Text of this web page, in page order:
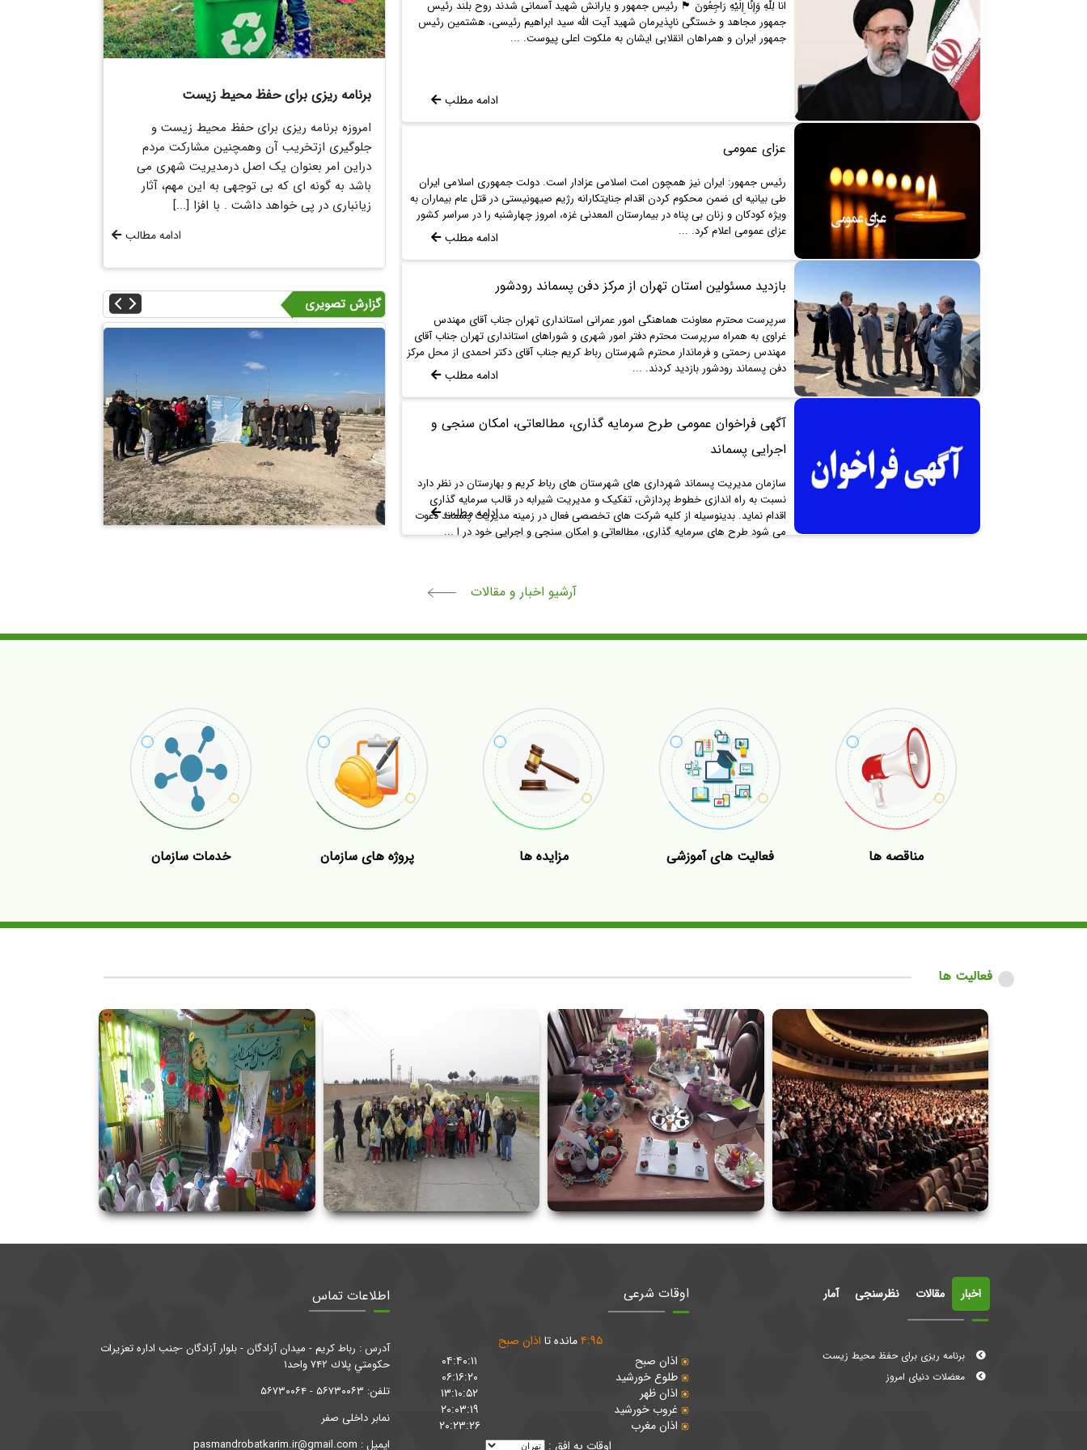
انا لِلَّهِ وَإِنَّا إِلَیْهِ رَاجِعُونَ 🏴 رئیس جمهور و یارانش شهید آسمانی شدند روح بلند رئیس
جمهور مجاهد و خستگی ناپذیرمان شهید آیت الله سید ابراهیم رئیسی، هشتمین رئیس
جمهور ایران و همراهان انقلابی ایشان به ملکوت اعلی پیوست. ...
ادامه مطلب
عزای عمومی
رئیس جمهور: ایران نیز همچون امت اسلامی عزادار است. دولت جمهوری اسلامی ایران
طی بیانیه ای ضمن محکوم کردن اقدام جنایتکارانه رژیم صیهونیستی در قتل عام بیماران به
ویژه کودکان و زنان بی پناه در بیمارستان المعدنی غزه، امروز چهارشنبه را در سراسر کشور
عزای عمومی اعلام کرد. ...
ادامه مطلب
بازدید مسئولین استان تهران از مرکز دفن پسماند رودشور
سرپرست محترم معاونت هماهنگی امور عمرانی استانداری تهران جناب آقای مهندس
غراوی به همراه سرپرست محترم دفتر امور شهری و شوراهای استانداری تهران جناب آقای
مهندس رحمتی و فرماندار محترم شهرستان رباط کریم جناب آقای دکتر احمدی از محل مرکز
دفن پسماند رودشور بازدید کردند. ...
ادامه مطلب
آگهی فراخوان عمومی طرح سرمایه گذاری، مطالعاتی، امکان سنجی و
اجرایی پسماند
سازمان مدیریت پسماند شهرداری های شهرستان های رباط کریم و بهارستان در نظر دارد
نسبت به راه اندازی خطوط پردازش، تفکیک و مدیریت شیرابه در قالب سرمایه گذاری
اقدام نماید. بدینوسیله از کلیه شرکت های تخصصی فعال در زمینه مدیریت پسماند دعوت
می شود طرح های سرمایه گذاری، مطالعاتی و امکان سنجی و اجرایی خود در ا ...
ادامه مطلب
آرشیو اخبار و مقالات
معضلات دنیای امروز
یکی از معضلات دنیای امروز ورود پلاستیک به
زندگی روزمره انسانهاست. با یک نگاه کلی نیز
میتوان فهمید که پلاستیک های متعددی دور و
اطراف ما را اشغال کرده اند که بدلیل سهولت
استفاده و قیمتهای کم جای خود را [...]
ادامه مطالب
گزارش تصویری
مناقصه ها فعالیت های آموزشی مزایده ها پروژه های سازمان خدمات سازمان
فعالیت ها
اخبار مقالات نظرسنجی آمار
معضلات دنیای امروز
برنامه ریزی برای حفظ محیط زیست
اوقات شرعی
۴:۹۵ مانده تا اذان صبح
۰۴:۴۰:۱۱
اذان صبح
۰۶:۱۶:۲۰
طلوع خورشید
۱۳:۱۰:۵۲
اذان ظهر
۲۰:۰۳:۱۹
غروب خورشید
۲۰:۲۳:۲۶
اذان مغرب
اوقات به افق :
اطلاعات تماس
آدرس : رباط كريم - ميدان آزادگان - بلوار آزادگان -جنب اداره تعزيرات
حكومتي پلاك ۷۴۲ واحد۱
تلفن: ۵۶۷۳۰۰۶۳ - ۵۶۷۳۰۰۶۴
نمابر داخلی صفر
ايميل : pasmandrobatkarim.ir@gmail.com